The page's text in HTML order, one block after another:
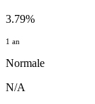
3.79%
1 an
Normale
N/A